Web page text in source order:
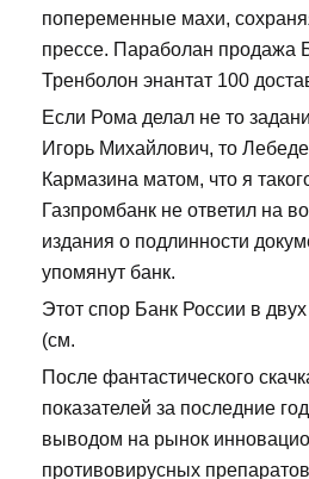
попеременные махи,
прессе. Параболан продажа
Тренболон энантат 100
Если Рома делал не то
Игорь Михайлович, то
Кармазина матом, что я
Газпромбанк не ответил на
издания о подлинности
упомянут банк.
Этот спор Банк России в
(см.
После фантастического
показателей за последние
выводом на рынок
противовирусных